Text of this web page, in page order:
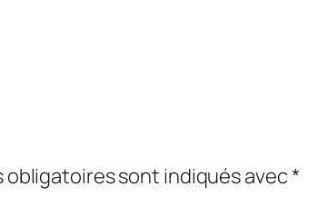
obligatoires sont indiqués avec*